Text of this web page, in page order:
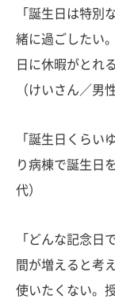
「誕生日は特別
緒に過ごしたい
日に休暇がとれ
（けいさん／男
「誕生日くらい
り病棟で誕生日
代）
「どんな記念日
間が増えると考
使いたくない。